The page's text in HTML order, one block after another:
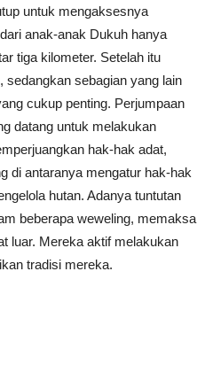
untuk mengaksesnya
anak-anak Dukuh hanya
tiga kilometer. Setelah itu
sedangkan sebagian yang lain
cukup penting. Perjumpaan
datang untuk melakukan
hak-hak adat,
di antaranya mengatur hak-hak
hutan. Adanya tuntutan
beberapa weweling, memaksa
luar. Mereka aktif melakukan
tradisi mereka.